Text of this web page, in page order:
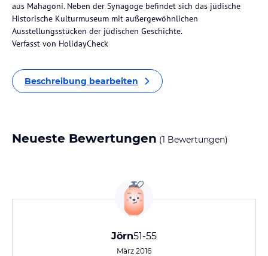
aus Mahagoni. Neben der Synagoge befindet sich das jüdische
Historische Kulturmuseum mit außergewöhnlichen
Ausstellungsstücken der jüdischen Geschichte.
Verfasst von HolidayCheck
Beschreibung bearbeiten
Neueste Bewertungen (1 Bewertungen)
Jörn51-55
März 2016